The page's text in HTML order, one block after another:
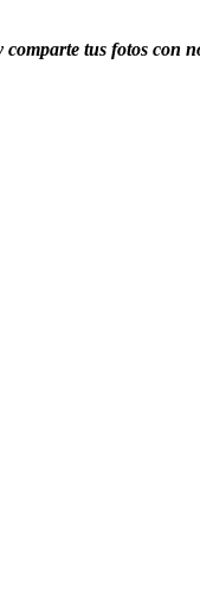
tus fotos con